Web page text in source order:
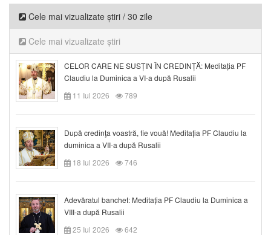
Cele mai vizualizate știri / 30 zile
Cele mai vizualizate știri
CELOR CARE NE SUSȚIN ÎN CREDINȚĂ: Meditația PF
Claudiu la Duminica a VI-a după Rusalii
11 Iul 2026
789
După credinţa voastră, fie vouă! Meditația PF Claudiu la
duminica a VII-a după Rusalii
18 Iul 2026
746
Adevăratul banchet: Meditația PF Claudiu la Duminica a
VIII-a după Rusalii
25 Iul 2026
642